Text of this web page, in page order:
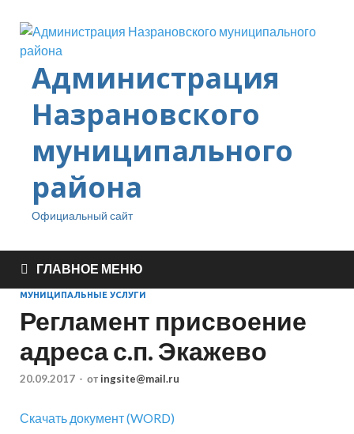
Администрация
Назрановского
муниципального
района
Официальный сайт
ГЛАВНОЕ МЕНЮ
МУНИЦИПАЛЬНЫЕ УСЛУГИ
Регламент присвоение
адреса с.п. Экажево
20.09.2017 - от ingsite@mail.ru
Скачать документ (WORD)